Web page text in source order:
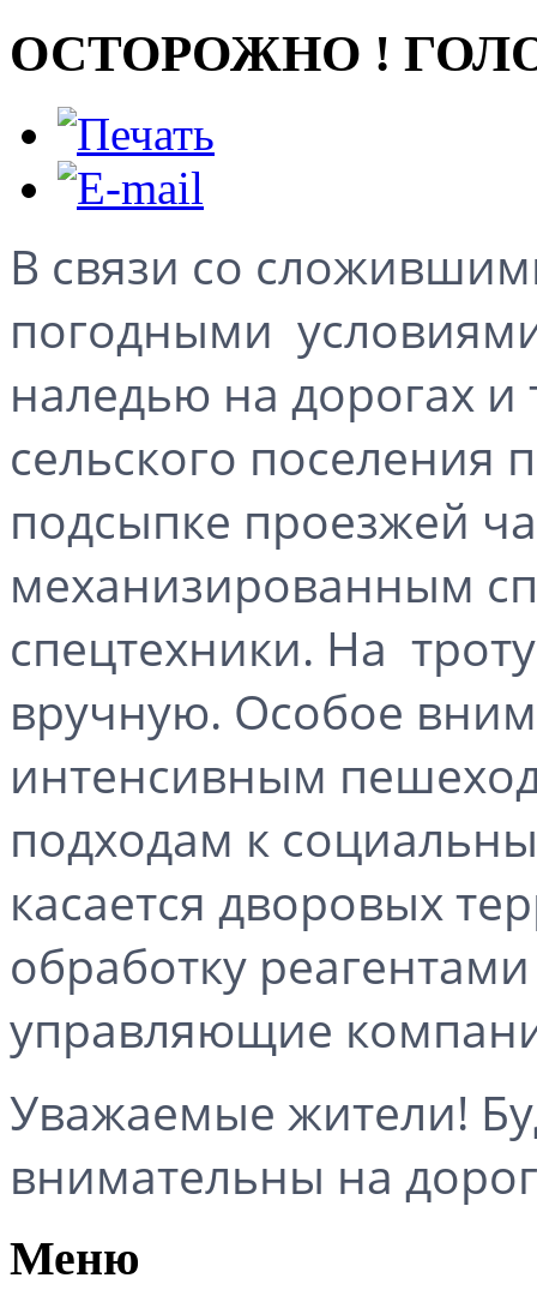
ОСТОРОЖНО !
В связи со
погодными
наледью на дорогах
сельского поселения
подсыпке проезжей
механизированным
спецтехники. На
вручную. Особое
интенсивным
подходам к
касается дворовых
обработку
управляющие
Уважаемые жители!
внимательны на
Меню